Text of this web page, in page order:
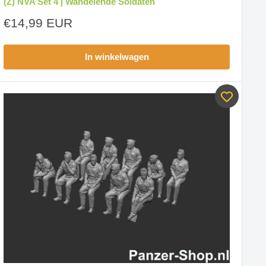
Aanbiedingsprijs
€14,99 EUR
In winkelwagen